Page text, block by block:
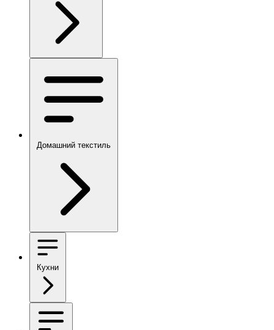
Домашний текстиль
Кухни